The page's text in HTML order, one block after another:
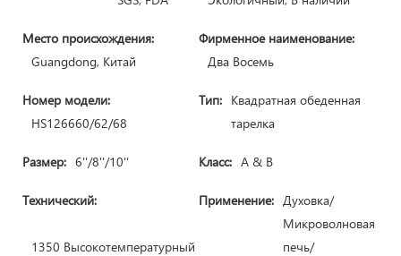
Место происхождения:
Guangdong, Китай
Фирменное наименование:
Два Восемь
Номер модели:
HS126660/62/68
Тип: Квадратная обеденная
тарелка
Размер: 6''/8''/10'' Класс: A & B
Технический:
1350 Высокотемпературный
Применение: Духовка/
Микроволновая
печь/